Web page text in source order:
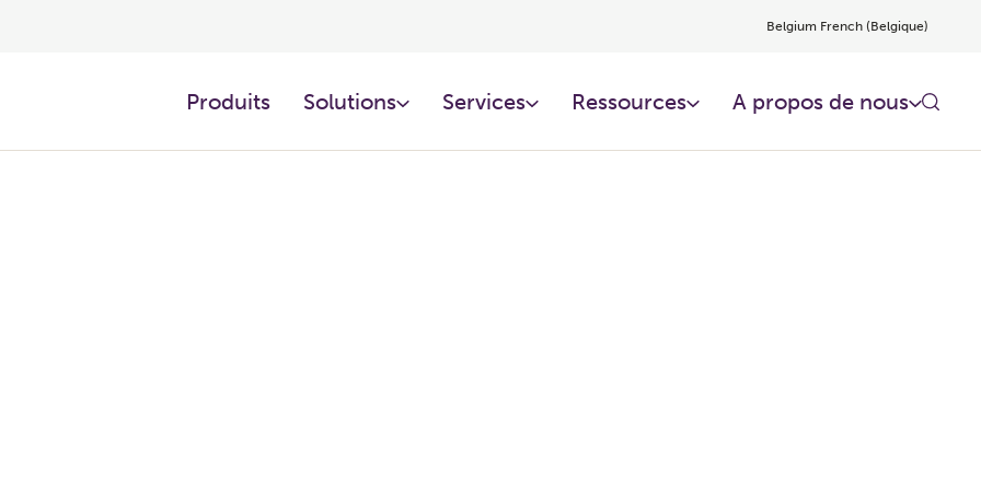
Belgium French (Belgique)
Produits Solutions Services​ Ressources​ A propos de nous